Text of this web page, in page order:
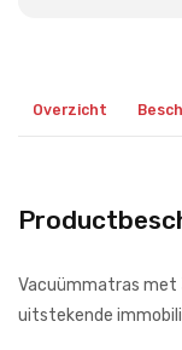
Overzicht
Vacuümmatras met
uitstekende